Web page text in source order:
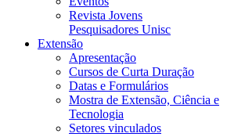
Revista Jovens
Pesquisadores Unisc
Extensão
Apresentação
Cursos de Curta Duração
Datas e Formulários
Mostra de Extensão, Ciência e
Tecnologia
Setores vinculados